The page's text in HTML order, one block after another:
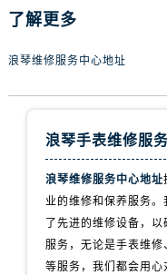
了解更多
浪琴维修服务中心地址
浪琴手表维修服
浪琴维修服务中心地址
业的维修和保养服务
了先进的维修设备，
服务，无论是手表维
等服务，我们都会用